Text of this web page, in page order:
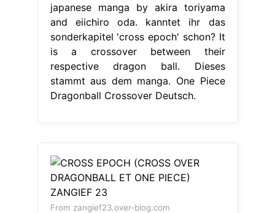
japanese manga by akira toriyama
and eiichiro oda. kanntet ihr das
sonderkapitel 'cross epoch' schon? It
is a crossover between their
respective dragon ball. Dieses
stammt aus dem manga. One Piece
Dragonball Crossover Deutsch.
From zangief23.over-blog.com